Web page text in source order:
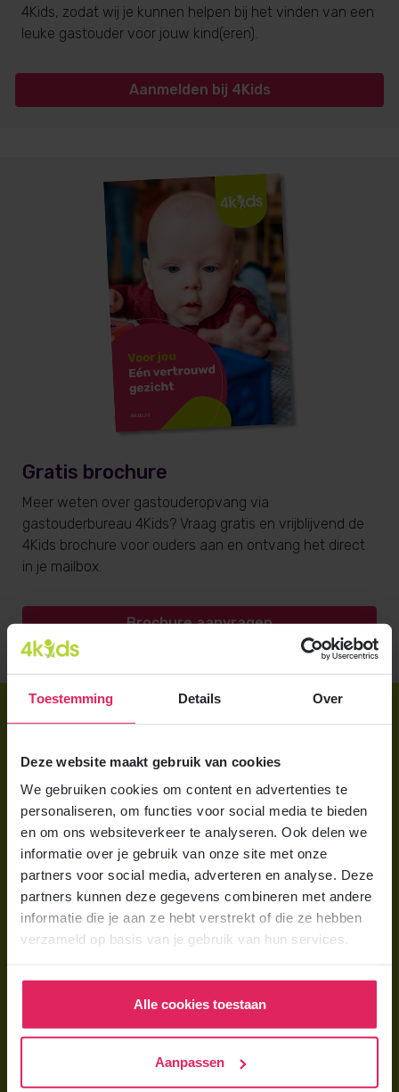
Toestemming Details Over
Deze website maakt gebruik van cookies
We gebruiken cookies om content en advertenties te
personaliseren, om functies voor social media te bieden
en om ons websiteverkeer te analyseren. Ook delen we
informatie over je gebruik van onze site met onze
partners voor social media, adverteren en analyse. Deze
partners kunnen deze gegevens combineren met andere
informatie die je aan ze hebt verstrekt of die ze hebben
verzameld op basis van je gebruik van hun services.
Alle cookies toestaan
Aanpassen
4Kids, zodat wij je kunnen helpen bij het vinden van een
leuke gastouder voor jouw kind(eren).
Aanmelden bij 4Kids
Gratis brochure
Meer weten over gastouderopvang via
gastouderbureau 4Kids? Vraag gratis en vrijblijvend de
4Kids brochure voor ouders aan en ontvang het direct
in je mailbox.
Brochure aanvragen
Brochure aanvragen
Berekening maken
Wat is gastouderopvang?
Wat kost een gastouder?